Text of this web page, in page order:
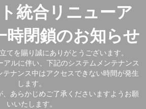
統合リニューア
時閉鎖のお知らせ
てを賜り誠にありがとうございます。
アルに伴い、下記のシステムメンテナンス
テナンス中はアクセスできない時間が発生
します。
、あらかじめご了承くださいますようお願
いいたします。